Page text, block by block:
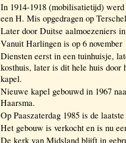
In 1914-1918 (mobilisatietijd)
een H. Mis opgedragen op
Later door Duitse aalmoezeniers
Vanuit Harlingen is op 6 november
Diensten eerst in een tuinhuisje,
kosthuis, later is dit hele huis door
kapel.
Nieuwe kapel gebouwd in 1967
Haarsma.
Op Paaszaterdag 1985 is de
Het gebouw is verkocht en is nu
De kerk van Midsland blijft in